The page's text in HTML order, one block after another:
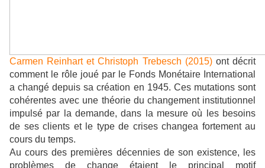
Carmen Reinhart et Christoph Trebesch (2015) ont décrit
comment le rôle joué par le Fonds Monétaire International
a changé depuis sa création en 1945. Ces mutations sont
cohérentes avec une théorie du changement institutionnel
impulsé par la demande, dans la mesure où les besoins
de ses clients et le type de crises changea fortement au
cours du temps.
Au cours des premières décennies de son existence, les
problèmes de change étaient le principal motif